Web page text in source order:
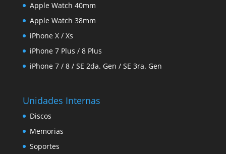
Apple Watch 40mm
Apple Watch 38mm
iPhone X / Xs
iPhone 7 Plus / 8 Plus
iPhone 7 / 8 / SE 2da. Gen / SE 3ra. Gen
Unidades Internas
Discos
Memorias
Soportes